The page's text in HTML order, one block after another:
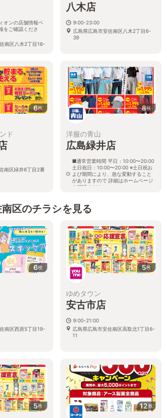
オンの店舗情報ペ
をご確認くださ
南区八木2丁目16-
八木店
9:00-23:00
広島県広島市安佐南区八木2丁目6-
39
6枚
ド
南区緑井6丁目2番
8枚
洋服の青山
広島緑井店
■通常営業時間 平日：10:00〜20:00
土日祝日：10:00〜20:00 ※土日祝お
よび期間により、急な変動すること
がありますので 詳細はホームページ
を確認ください
区のチラシを見る
6枚
南区西原5丁目19-
5枚
ゆめタウン
安古市店
9:00-21:00
広島県広島市安佐南区高取北1丁目6-
11
5枚 12枚